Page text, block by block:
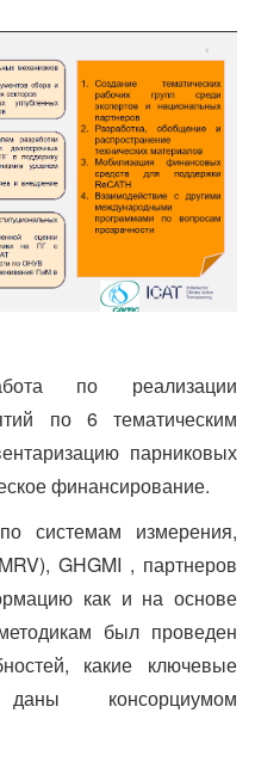
по реализации
по 6 тематическим
парниковых
финансирование.
системам измерения,
GHGMI , партнеров
как и на основе
был проведен
какие ключевые
консорциумом